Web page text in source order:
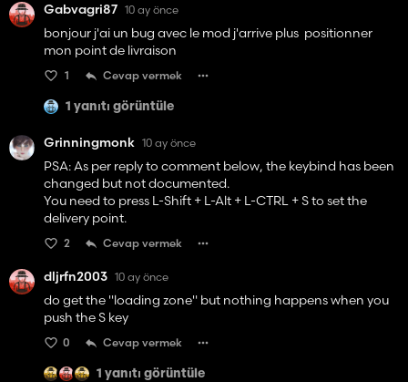
Gabvagri87 10 ay önce
bonjour j'ai un bug avec le mod j'arrive plus positionner
mon point de livraison
1 Cevap vermek
1 yanıtı görüntüle
Grinningmonk 10 ay önce
PSA: As per reply to comment below, the keybind has been
changed but not documented.
You need to press L-Shift + L-Alt + L-CTRL + S to set the
delivery point.
2 Cevap vermek
dljrfn2003 10 ay önce
do get the "loading zone" but nothing happens when you
push the S key
0 Cevap vermek
1 yanıtı görüntüle